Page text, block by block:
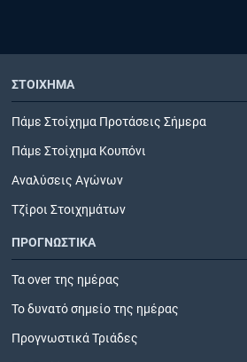
ΣΤΟΙΧΗΜΑ
Πάμε Στοίχημα Προτάσεις Σήμερα
Πάμε Στοίχημα Κουπόνι
Αναλύσεις Αγώνων
Τζίροι Στοιχημάτων
ΠΡΟΓΝΩΣΤΙΚΑ
Τα over της ημέρας
Το δυνατό σημείο της ημέρας
Προγνωστικά Τριάδες